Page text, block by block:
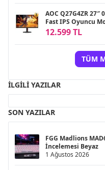
AOC Q27G4ZR 27″
Fast IPS Oyuncu
12.599 TL
TÜM
İLGILI YAZILAR
SON YAZILAR
FGG Madlions
İncelemesi Beyaz
1 Ağustos 2026